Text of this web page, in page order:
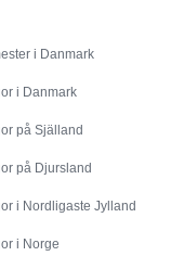
i Danmark
i Danmark
på Själland
på Djursland
i Nordligaste Jylland
i Norge